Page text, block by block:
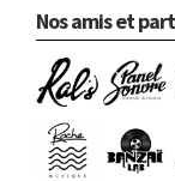
Nos amis et